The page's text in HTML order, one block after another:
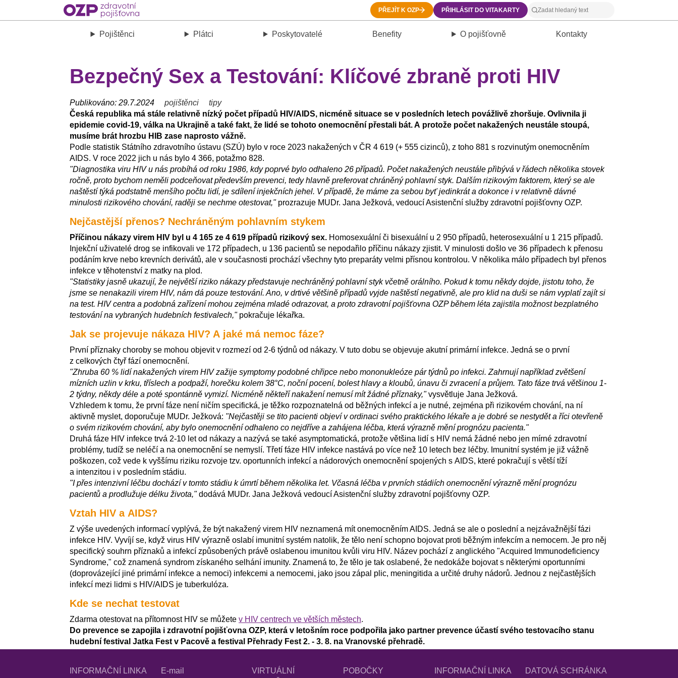
PŘEJÍT K OZP PŘIHLÁSIT DO VITAKARTY
Pojištěnci Plátci Poskytovatelé Benefity O pojišťovně Kontakty
Bezpečný Sex a Testování: Klíčové zbraně proti HIV
Publikováno: 29.7.2024 pojištěnci
tipy
Česká republika má stále relativně nízký počet případů HIV/AIDS, nicméně situace se v posledních letech povážlivě zhoršuje. Ovlivnila ji
epidemie covid-19, válka na Ukrajině a také fakt, že lidé se tohoto onemocnění přestali bát. A protože počet nakažených neustále stoupá,
musíme brát hrozbu HIB zase naprosto vážně.
Podle statistik Státního zdravotního ústavu (SZÚ) bylo v roce 2023 nakažených v ČR 4 619 (+ 555 cizinců), z toho 881 s rozvinutým onemocněním
AIDS. V roce 2022 jich u nás bylo 4 366, potažmo 828.
"Diagnostika viru HIV u nás probíhá od roku 1986, kdy poprvé bylo odhaleno 26 případů. Počet nakažených neustále přibývá v řádech několika stovek
ročně, proto bychom neměli podceňovat především prevenci, tedy hlavně preferovat chráněný pohlavní styk. Dalším rizikovým faktorem, který se ale
naštěstí týká podstatně menšího počtu lidí, je sdílení injekčních jehel. V případě, že máme za sebou byť jedinkrát a dokonce i v relativně dávné
minulosti rizikového chování, raději se nechme otestovat,"prozrazuje MUDr. Jana Ježková, vedoucí Asistenční služby zdravotní pojišťovny OZP.
Nejčastější přenos? Nechráněným pohlavním stykem
Příčinou nákazy virem HIV byl u 4 165 ze 4 619 případů rizikový sex. Homosexuální či bisexuální u 2 950 případů, heterosexuální u 1 215 případů.
Injekční uživatelé drog se infikovali ve 172 případech, u 136 pacientů se nepodařilo příčinu nákazy zjistit. V minulosti došlo ve 36 případech k přenosu
podáním krve nebo krevních derivátů, ale v současnosti prochází všechny tyto preparáty velmi přísnou kontrolou. V několika málo případech byl přenos
infekce v těhotenství z matky na plod.
"Statistiky jasně ukazují, že největší riziko nákazy představuje nechráněný pohlavní styk včetně orálního. Pokud k tomu někdy dojde, jistotu toho, že
jsme se nenakazili virem HIV, nám dá pouze testování. Ano, v drtivé většině případů vyjde naštěstí negativně, ale pro klid na duši se nám vyplatí zajít si
na test. HIV centra a podobná zařízení mohou zejména mladé odrazovat, a proto zdravotní pojišťovna OZP během léta zajistila možnost bezplatného
testování na vybraných hudebních festivalech,"pokračuje lékařka.
Jak se projevuje nákaza HIV? A jaké má nemoc fáze?
První příznaky choroby se mohou objevit v rozmezí od 2-6 týdnů od nákazy. V tuto dobu se objevuje akutní primární infekce. Jedná se o první
z celkových čtyř fází onemocnění.
"Zhruba 60 % lidí nakažených virem HIV zažije symptomy podobné chřipce nebo mononukleóze pár týdnů po infekci. Zahrnují například zvětšení
mízních uzlin v krku, tříslech a podpaží, horečku kolem 38°C, noční pocení, bolest hlavy a kloubů, únavu či zvracení a průjem. Tato fáze trvá většinou 1-
2 týdny, někdy déle a poté spontánně vymizí. Nicméně někteří nakažení nemusí mít žádné příznaky,"vysvětluje Jana Ježková.
Vzhledem k tomu, že první fáze není ničím specifická, je těžko rozpoznatelná od běžných infekcí a je nutné, zejména při rizikovém chování, na ní
aktivně myslet, doporučuje MUDr. Ježková: "Nejčastěji se tito pacienti objeví v ordinaci svého praktického lékaře a je dobré se nestydět a říci otevřeně
o svém rizikovém chování, aby bylo onemocnění odhaleno co nejdříve a zahájena léčba, která výrazně mění prognózu pacienta."
Druhá fáze HIV infekce trvá 2-10 let od nákazy a nazývá se také asymptomatická, protože většina lidí s HIV nemá žádné nebo jen mírné zdravotní
problémy, tudíž se neléčí a na onemocnění se nemyslí. Třetí fáze HIV infekce nastává po více než 10 letech bez léčby. Imunitní systém je již vážně
poškozen, což vede k vyššímu riziku rozvoje tzv. oportunních infekcí a nádorových onemocnění spojených s AIDS, které pokračují s větší tíží
a intenzitou i v posledním stádiu.
"I přes intenzivní léčbu dochází v tomto stádiu k úmrtí během několika let. Včasná léčba v prvních stádiích onemocnění výrazně mění prognózu
pacientů a prodlužuje délku života,"dodává MUDr. Jana Ježková vedoucí Asistenční služby zdravotní pojišťovny OZP.
Vztah HIV a AIDS?
Z výše uvedených informací vyplývá, že být nakažený virem HIV neznamená mít onemocněním AIDS. Jedná se ale o poslední a nejzávažnější fázi
infekce HIV. Vyvíjí se, když virus HIV výrazně oslabí imunitní systém natolik, že tělo není schopno bojovat proti běžným infekcím a nemocem. Je pro něj
specifický souhrn příznaků a infekcí způsobených právě oslabenou imunitou kvůli viru HIV. Název pochází z anglického "Acquired Immunodeficiency
Syndrome," což znamená syndrom získaného selhání imunity. Znamená to, že tělo je tak oslabené, že nedokáže bojovat s některými oportunními
(doprovázející jiné primární infekce a nemoci) infekcemi a nemocemi, jako jsou zápal plic, meningitida a určité druhy nádorů. Jednou z nejčastějších
infekcí mezi lidmi s HIV/AIDS je tuberkulóza.
Kde se nechat testovat
Zdarma otestovat na přítomnost HIV se můžete v HIV centrech ve větších městech.
Do prevence se zapojila i zdravotní pojišťovna OZP, která v letošním roce podpořila jako partner prevence účastí svého testovacího stanu
hudební festival Jatka Fest v Pacově a festival Přehrady Fest 2. - 3. 8. na Vranovské přehradě.
INFORMAČNÍ LINKA E-mail
VIRTUÁLNÍ
POBOČKY INFORMAČNÍ LINKA DATOVÁ SCHRÁNKA